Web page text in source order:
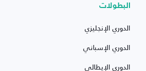
البطولات
الدوري الإنجليزي
الدوري الإسباني
الدوري الإيطالي